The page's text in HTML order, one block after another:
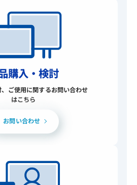
購入・検討
ご使用に関するお問い合わせ
はこちら
お問い合わせ